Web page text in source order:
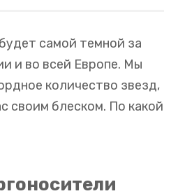
самой темной за
и во всей Европе. Мы
количество звезд,
своим блеском. По какой